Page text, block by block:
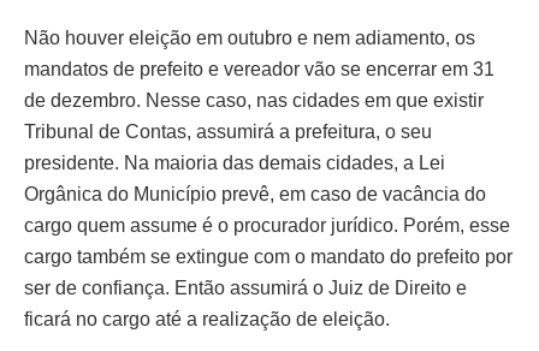
Não houver eleição em outubro e nem adiamento, os
mandatos de prefeito e vereador vão se encerrar em 31
de dezembro. Nesse caso, nas cidades em que existir
Tribunal de Contas, assumirá a prefeitura, o seu
presidente. Na maioria das demais cidades, a Lei
Orgânica do Município prevê, em caso de vacância do
cargo quem assume é o procurador jurídico. Porém, esse
cargo também se extingue com o mandato do prefeito por
ser de confiança. Então assumirá o Juiz de Direito e
ficará no cargo até a realização de eleição.